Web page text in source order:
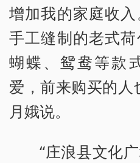
增加我的家庭收
手工缝制的老式
蝴蝶、鸳鸯等款
爱，前来购买的人
月娥说。
“庄浪县文化